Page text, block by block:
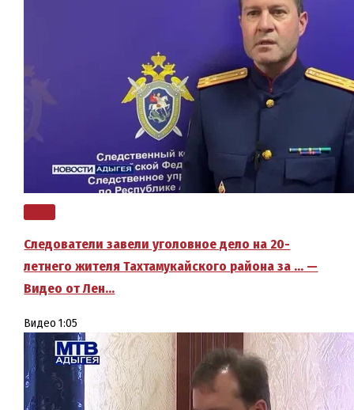
Следователи завели уголовное дело на 20-
летнего жителя Тахтамукайского района за … —
Видео от Лен…
Видео 1:05